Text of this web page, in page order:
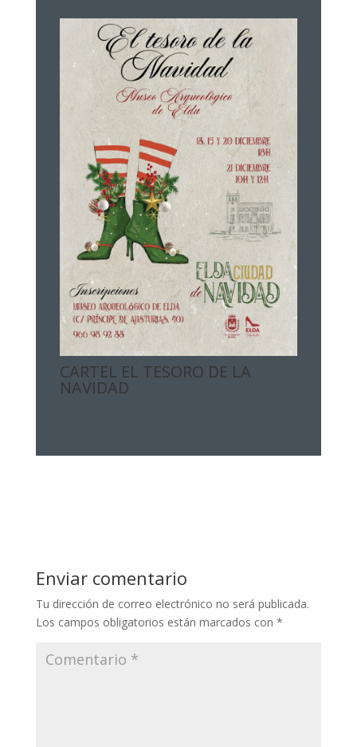
CARTEL EL TESORO DE LA
NAVIDAD
Enviar comentario
Tu dirección de correo electrónico no será publicada.
Los campos obligatorios están marcados con *